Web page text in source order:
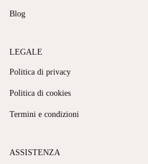
Blog
LEGALE
Politica di privacy
Politica di cookies
Termini e condizioni
ASSISTENZA